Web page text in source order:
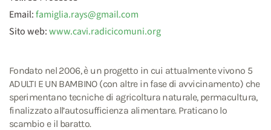
Email:famiglia.rays@gmail.com
Sito web:www.cavi.radicicomuni.org
Fondato nel 2006, è un progetto in cui attualmente vivono 5
ADULTI E UN BAMBINO (con altre in fase di avvicinamento) che
sperimentano tecniche di agricoltura naturale, permacultura,
finalizzato all’autosufficienza alimentare. Praticano lo
scambio e il baratto.